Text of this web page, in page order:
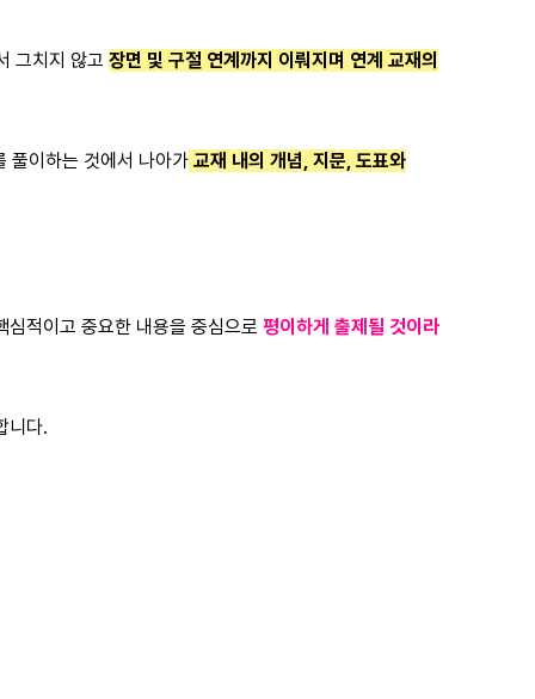
그치지 않고 장면 및 구절 연계까지 이뤄지며 연계 교재의
풀이하는 것에서 나아가 교재 내의 개념, 지문, 도표와
적이고 중요한 내용을 중심으로 평이하게 출제될 것이라
니다.